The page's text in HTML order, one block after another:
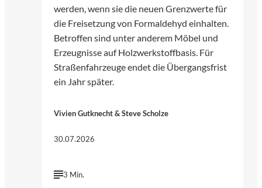
werden, wenn sie die neuen Grenzwerte für
die Freisetzung von Formaldehyd einhalten.
Betroffen sind unter anderem Möbel und
Erzeugnisse auf Holzwerkstoffbasis. Für
Straßenfahrzeuge endet die Übergangsfrist
ein Jahr später.
Vivien Gutknecht & Steve Scholze
30.07.2026
3 Min.